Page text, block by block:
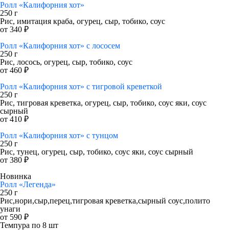
Ролл «Калифорния хот»
250 г
Рис, имитация краба, огурец, сыр, тобико, соус
от 340 ₽
Ролл «Калифорния хот» с лососем
250 г
Рис, лосось, огурец, сыр, тобико, соус
от 460 ₽
Ролл «Калифорния хот» с тигровой креветкой
250 г
Рис, тигровая креветка, огурец, сыр, тобико, соус яки, соус
сырный
от 410 ₽
Ролл «Калифорния хот» с тунцом
250 г
Рис, тунец, огурец, сыр, тобико, соус яки, соус сырный
от 380 ₽
Новинка
Ролл «Легенда»
250 г
Рис,нори,сыр,перец,тигровая креветка,сырный соус,полито
унаги
от 590 ₽
Темпура по 8 шт